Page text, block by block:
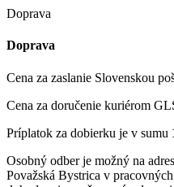
Doprava
Doprava
Cena za zaslanie Slovenskou
Cena za doručenie kuriérom
Príplatok za dobierku je v sumu
Osobný odber je možný na
Považská Bystrica v